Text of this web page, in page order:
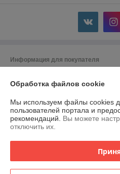
Информация для покупателя
г. Минск, ул. Калиновского д.71
Регистрационный номер ЕГР:
УНП: 191597598
Дата регистрации компании:
Обработка файлов cookie
Мы используем файлы cookies
пользователей портала и
рекомендаций. Вы можете
отключить их.